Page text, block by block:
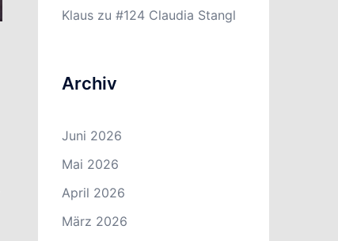
Klauszu #124 Claudia Stangl
Archiv
Juni 2026
Mai 2026
April 2026
März 2026